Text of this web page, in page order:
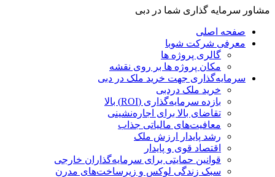
مشاور سرمایه گذاری شما در دبی
صفحه اصلی
معرفی شرکت شوبا
گالری پروژه ها
مکان پروژه ها بر روی نقشه
سرمایه‌گذاری جهت خرید ملک در دبی
خرید ملک دردبی
بازده سرمایه‌گذاری (ROI) بالا
تقاضای بالا برای اجاره‌نشینی
معافیت‌های مالیاتی جذاب
رشد پایدار ارزش ملک
اقتصاد قوی و پایدار
قوانین حمایتی برای سرمایه‌گذاران خارجی
سبک زندگی لوکس و زیرساخت‌های مدرن